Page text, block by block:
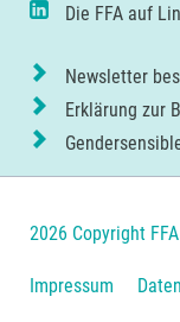
Die FFA auf
Newsletter
Erklärung zur
2026 Copyright
Navigation
Impressum